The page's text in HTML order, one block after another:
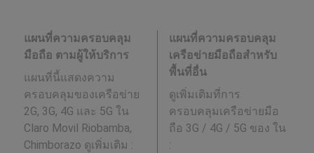
แผนที่ความครอบคลุม
มือถือ ตามผู้ให้บริการ
แผนที่นี้แสดงความ
ครอบคลุมของเครือข่าย
2G, 3G, 4G และ 5G ใน
Claro Movil Riobamba,
Chimborazo ดูเพิ่มเติม :
แผนที่ความครอบคลุม
เครือข่ายมือถือสำหรับ
พื้นที่อื่น
ดูเพิ่มเติมที่การ
ครอบคลุมเครือข่ายมือ
ถือ 3G / 4G / 5G ของ ใน
: